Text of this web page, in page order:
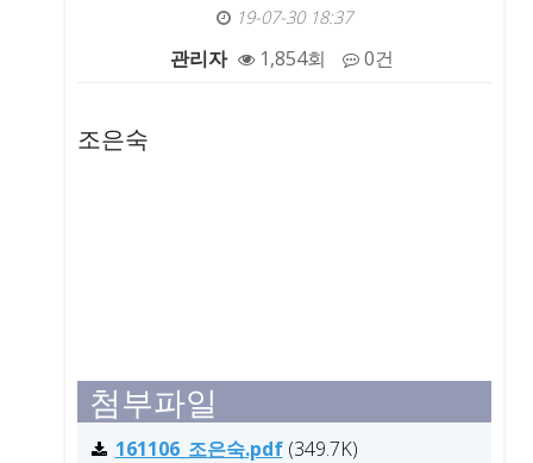
19-07-30 18:37
관리자 1,854회 0건
본문
조은숙
첨부파일
161106_조은숙.pdf(349.7K)